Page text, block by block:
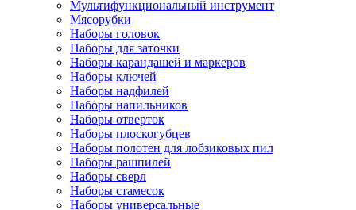
Мультифункциональный инструмент
Мясорубки
Наборы головок
Наборы для заточки
Наборы карандашей и маркеров
Наборы ключей
Наборы надфилей
Наборы напильников
Наборы отверток
Наборы плоскогубцев
Наборы полотен для лобзиковых пил
Наборы рашпилей
Наборы сверл
Наборы стамесок
Наборы универсальные